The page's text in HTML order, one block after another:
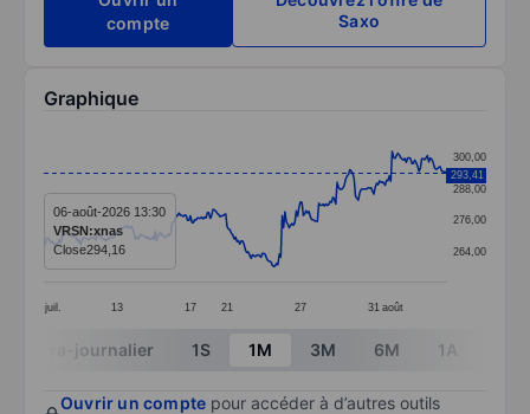
compte
Saxo
Graphique
Line chart with 287 data points.
The chart has 1 X axis displaying categories.
The chart has 1 Y axis displaying values. Data
juil. 13 17 21 27 31 août
264,00
276,00
288,00
300,00
293,41
06-août-2026 13:30
VRSN:xnas
Close294,16
End of interactive chart.
Intra-journalier 1S 1M 3M 6M 1A
Ouvrir un compte pour accéder à d’autres outils